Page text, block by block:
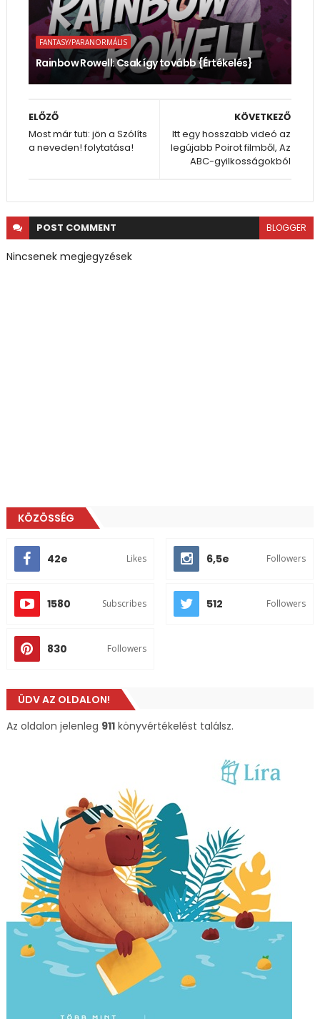
FANTASY/PARANORMÁLIS
Rainbow Rowell: Csak így tovább {Értékelés}
KÖVETKEZŐ
Itt egy hosszabb videó az
legújabb Poirot filmből, Az
ABC-gyilkosságokból
ELŐZŐ
Most már tuti: jön a Szólíts
a neveden! folytatása!
POST COMMENT BLOGGER
Nincsenek megjegyzések
KÖZÖSSÉG
42e Likes 6,5e Followers
1580 Subscribes 512 Followers
830 Followers
ÜDV AZ OLDALON!
Az oldalon jelenleg 911könyvértékelést találsz.